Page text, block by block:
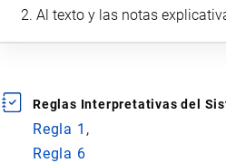
Al texto y las notas
Reglas Interpretativas del
Regla 1
Regla 6